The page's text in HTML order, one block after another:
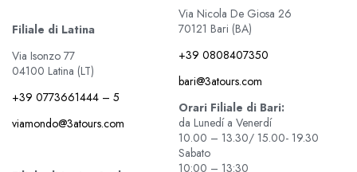
Filiale di Latina
Via Isonzo 77
04100 Latina (LT)
+39 0773661444 – 5
viamondo@3atours.com
Via Nicola De Giosa 26
70121 Bari (BA)
+39 0808407350
bari@3atours.com
Orari Filiale di Bari:
da Lunedí a Venerdí
10.00 – 13.30/ 15.00- 19.30
Sabato
10:00 – 13:30